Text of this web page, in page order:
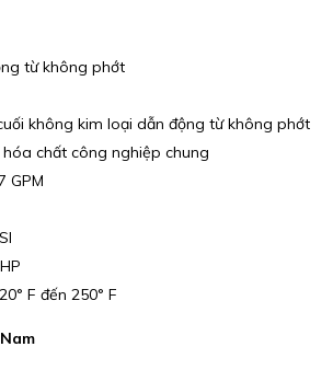
từ không phớt
không kim loại dẫn động từ không phớt
chất công nghiệp chung
GPM
F đến 250° F